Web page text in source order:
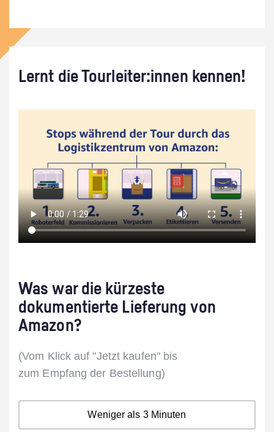
Lernt die Tourleiter:innen kennen!
Was war die kürzeste
dokumentierte Lieferung von
Amazon?